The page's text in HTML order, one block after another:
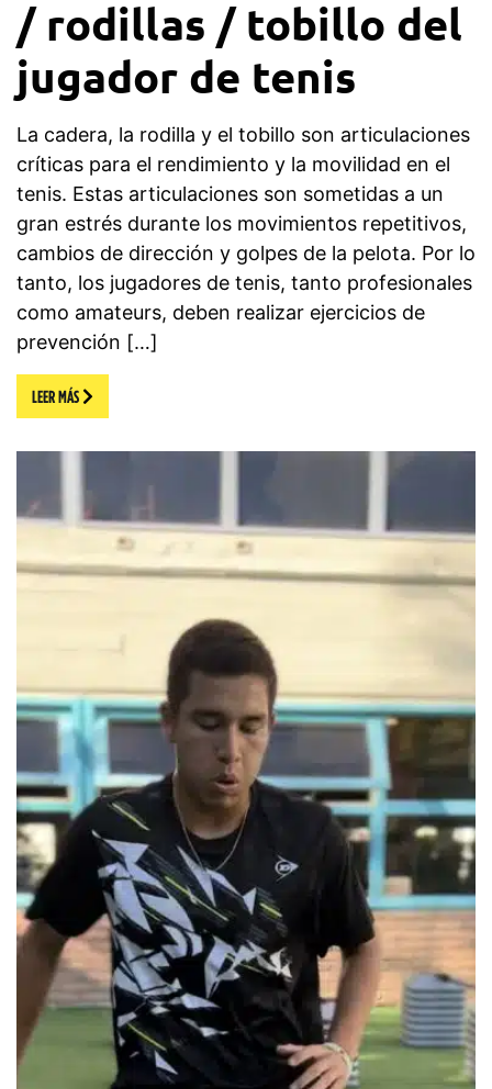
/ rodillas / tobillo del
jugador de tenis
La cadera, la rodilla y el tobillo son articulaciones
críticas para el rendimiento y la movilidad en el
tenis. Estas articulaciones son sometidas a un
gran estrés durante los movimientos repetitivos,
cambios de dirección y golpes de la pelota. Por lo
tanto, los jugadores de tenis, tanto profesionales
como amateurs, deben realizar ejercicios de
prevención […]
LEER MÁS